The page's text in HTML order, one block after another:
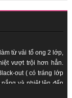
từ vải tổ ong 2 lớp,
vượt trội hơn hẳn.
out ( có tráng lớp
và nhiệt lên đến
uy tín, chất lượng.